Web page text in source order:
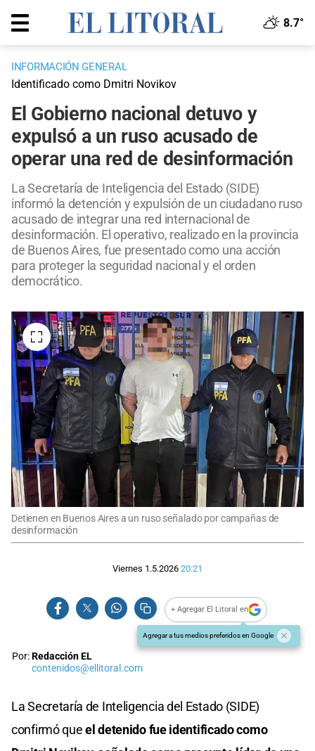
8.7°
INFORMACIÓN GENERAL
Identificado como Dmitri Novikov
El Gobierno nacional detuvo y
expulsó a un ruso acusado de
operar una red de desinformación
La Secretaría de Inteligencia del Estado (SIDE)
informó la detención y expulsión de un ciudadano ruso
acusado de integrar una red internacional de
desinformación. El operativo, realizado en la provincia
de Buenos Aires, fue presentado como una acción
para proteger la seguridad nacional y el orden
democrático.
Detienen en Buenos Aires a un ruso señalado por campañas de
desinformación
Viernes 1.5.2026 20:21
+ Agregar El Litoral en
Agregar a tus medios preferidos en Google
Por:Redacción EL
contenidos@ellitoral.com
La Secretaría de Inteligencia del Estado (SIDE)
confirmó queel detenido fue identificado como